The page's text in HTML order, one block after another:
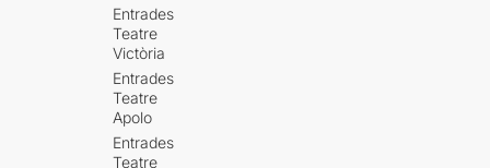
Entrades
Teatre
Victòria
Entrades
Teatre
Apolo
Entrades
Teatre